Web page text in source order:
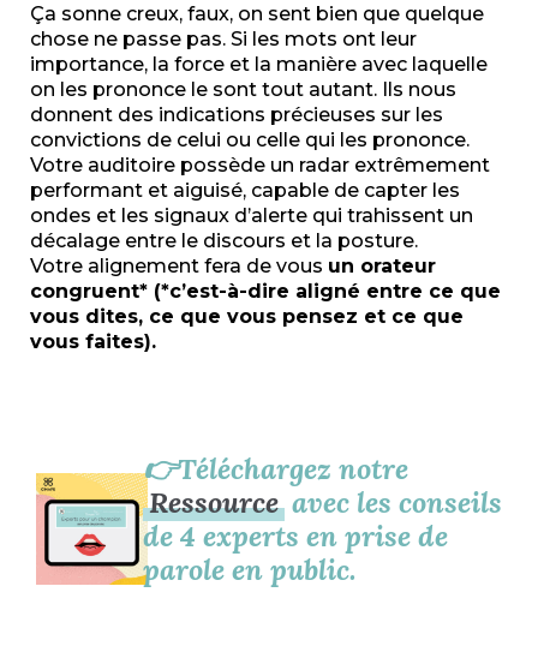
Ça sonne creux, faux, on sent bien que quelque
chose ne passe pas. Si les mots ont leur
importance, la force et la manière avec laquelle
on les prononce le sont tout autant. Ils nous
donnent des indications précieuses sur les
convictions de celui ou celle qui les prononce.
Votre auditoire possède un radar extrêmement
performant et aiguisé, capable de capter les
ondes et les signaux d’alerte qui trahissent un
décalage entre le discours et la posture.
Votre alignement fera de vous un orateur
congruent* (*c’est-à-dire aligné entre ce que
vous dites, ce que vous pensez et ce que
vous faites).
👉Téléchargez notre
Ressourceavec les conseils
de 4 experts en prise de
parole en public.